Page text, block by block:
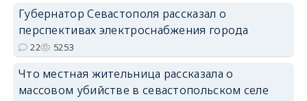
Губернатор Севастополя рассказал о
перспективах электроснабжения города
22 5253
Что местная жительница рассказала о
массовом убийстве в севастопольском селе